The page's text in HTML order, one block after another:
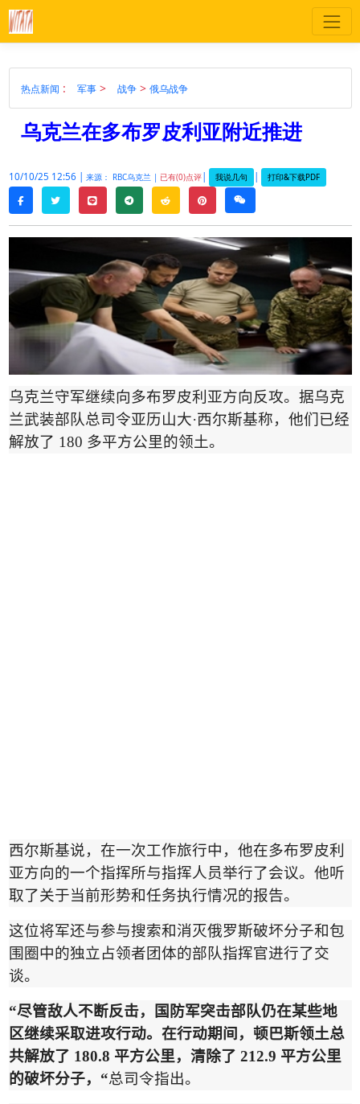
热点新闻 : 军事> 战争 > 俄乌战争
乌克兰在多布罗皮利亚附近推进
10/10/25 12:56 | 来源： RBC乌克兰 | 已有(0)点评| 我说几句 | 打印&下载PDF
facebooktwitterline telegramreddit pinterestweixin
乌克兰守军继续向多布罗皮利亚方向反攻。据乌克
兰武装部队总司令亚历山大·西尔斯基称，他们已经
解放了 180 多平方公里的领土。
西尔斯基说，在一次工作旅行中，他在多布罗皮利
亚方向的一个指挥所与指挥人员举行了会议。他听
取了关于当前形势和任务执行情况的报告。
这位将军还与参与搜索和消灭俄罗斯破坏分子和包
围圈中的独立占领者团体的部队指挥官进行了交
谈。
“尽管敌人不断反击，国防军突击部队仍在某些地
区继续采取进攻行动。在行动期间，顿巴斯领土总
共解放了 180.8 平方公里，清除了 212.9 平方公里
的破坏分子， “总司令指出。